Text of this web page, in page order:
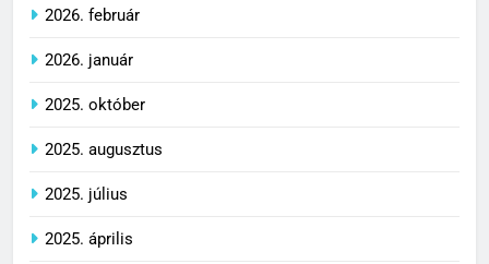
2026. február
2026. január
2025. október
2025. augusztus
2025. július
2025. április